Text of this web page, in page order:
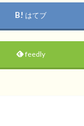
はてブ
feedly